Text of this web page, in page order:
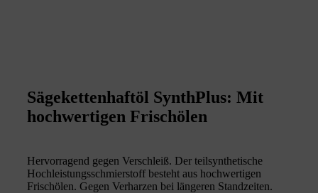
Sägekettenhaftöl SynthPlus: Mit
hochwertigen Frischölen
Hervorragend gegen Verschleiß. Der teilsynthetische
Hochleistungsschmierstoff besteht aus hochwertigen
Frischölen. Gegen Verharzen bei längeren Standzeiten.